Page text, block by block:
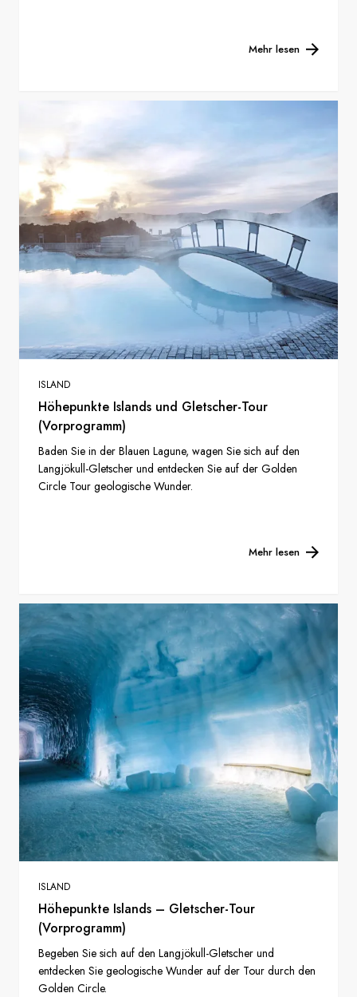
Mehr lesen
ISLAND
Höhepunkte Islands und Gletscher-Tour
(Vorprogramm)
Baden Sie in der Blauen Lagune, wagen Sie sich auf den
Langjökull-Gletscher und entdecken Sie auf der Golden
Circle Tour geologische Wunder.
Mehr lesen
ISLAND
Höhepunkte Islands – Gletscher-Tour
(Vorprogramm)
Begeben Sie sich auf den Langjökull-Gletscher und
entdecken Sie geologische Wunder auf der Tour durch den
Golden Circle.